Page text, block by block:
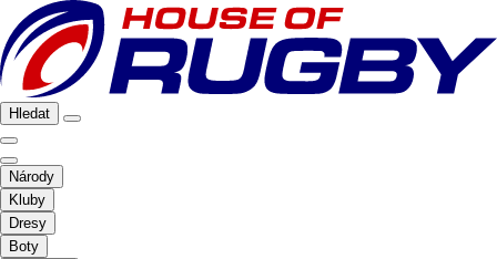
Hledat
Národy
Kluby
Dresy
Boty